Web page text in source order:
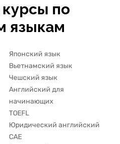
по
языкам
Японский язык
Вьетнамский язык
Чешский язык
Английский для
начинающих
TOEFL
Юридический английский
CAE